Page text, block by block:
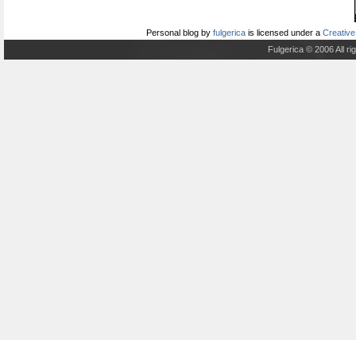
Personal blog by fulgerica is licensed under a
Fulgerica © 2006 All